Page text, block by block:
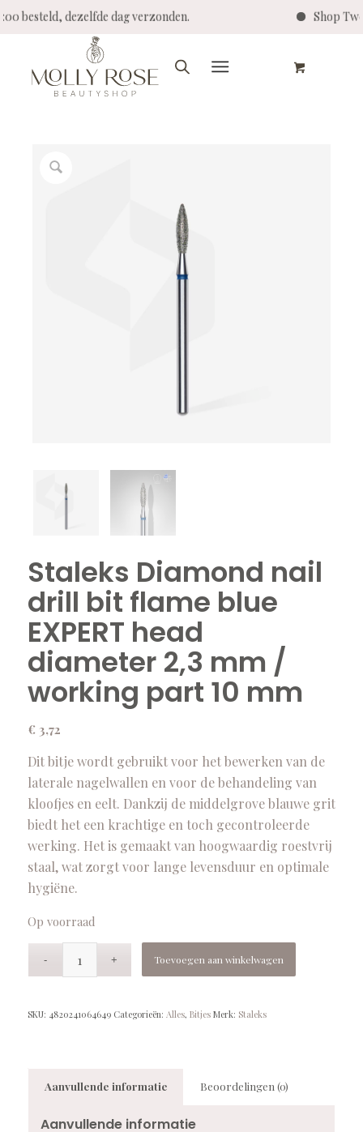
besteld, dezelfde dag verzonden. Shop
Staleks Diamond nail
drill bit flame blue
EXPERT head
diameter 2,3 mm /
working part 10 mm
€ 3,72
Dit bitje wordt gebruikt voor het bewerken van de
laterale nagelwallen en voor de behandeling van
kloofjes en eelt. Dankzij de middelgrove blauwe grit
biedt het een krachtige en toch gecontroleerde
werking. Het is gemaakt van hoogwaardig roestvrij
staal, wat zorgt voor lange levensduur en optimale
hygiëne.
Op voorraad
Toevoegen aan winkelwagen
SKU: 4820241064649 Categorieën: Alles, Bitjes Merk: Staleks
Aanvullende informatie Beoordelingen (0)
Aanvullende informatie